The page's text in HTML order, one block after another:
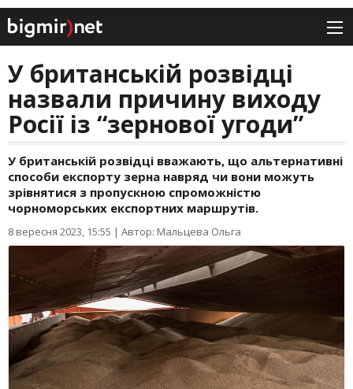
У британській розвідці
назвали причину виходу
Росії із “зернової угоди”
У британській розвідці вважають, що альтернативні
способи експорту зерна навряд чи вони можуть
зрівнятися з пропускною спроможністю
чорноморських експортних маршрутів.
8 вересня 2023, 15:55 | Автор: Мальцева Ольга